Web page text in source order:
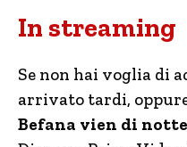
In streaming
Se non hai voglia di
arrivato tardi,
Befana vien di notte